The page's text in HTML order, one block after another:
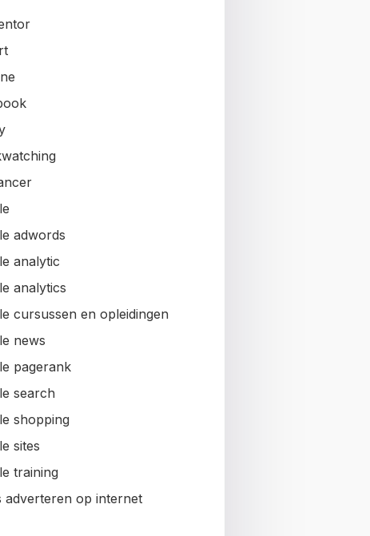
adwords
analytic
analytics
cursussen en opleidingen
news
pagerank
search
shopping
sites
training
adverteren op internet